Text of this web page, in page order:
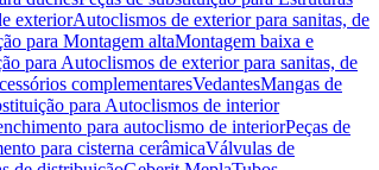
exteriorAutoclismos de exterior para sanitas, de
para Montagem altaMontagem baixa e
para Autoclismos de exterior para sanitas, de
complementaresVedantesMangas de
para Autoclismos de interior
para autoclismo de interiorPeças de
para cisterna cerâmicaVálvulas de